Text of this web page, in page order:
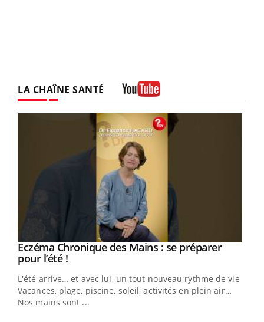
LA CHAÎNE SANTÉ
Youtube
Eczéma Chronique des Mains : se préparer
pour l’été !Youtube
L'été arrive… et avec lui, un tout nouveau rythme de vie !
Vacances, plage, piscine, soleil, activités en plein air…
Nos mains sont ...